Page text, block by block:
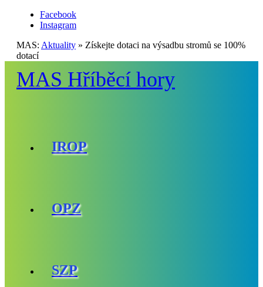
Facebook
Instagram
MAS: Aktuality » Získejte dotaci na výsadbu stromů se 100%
dotací
MAS Hříběcí hory
IROP
OPZ
SZP